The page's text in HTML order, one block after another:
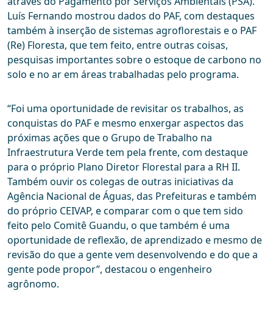
Luís Fernando mostrou dados do PAF, com destaques
também à inserção de sistemas agroflorestais e o PAF
(Re) Floresta, que tem feito, entre outras coisas,
pesquisas importantes sobre o estoque de carbono no
solo e no ar em áreas trabalhadas pelo programa.
“Foi uma oportunidade de revisitar os trabalhos, as
conquistas do PAF e mesmo enxergar aspectos das
próximas ações que o Grupo de Trabalho na
Infraestrutura Verde tem pela frente, com destaque
para o próprio Plano Diretor Florestal para a RH II.
Também ouvir os colegas de outras iniciativas da
Agência Nacional de Águas, das Prefeituras e também
do próprio CEIVAP, e comparar com o que tem sido
feito pelo Comitê Guandu, o que também é uma
oportunidade de reflexão, de aprendizado e mesmo de
revisão do que a gente vem desenvolvendo e do que a
gente pode propor”, destacou o engenheiro
agrônomo.